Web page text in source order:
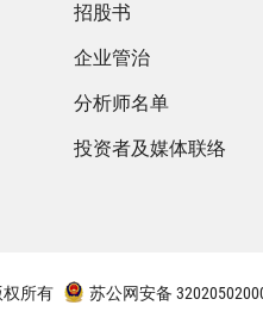
招股书
企业管治
分析师名单
投资者及媒体联络
权所有 苏公网安备